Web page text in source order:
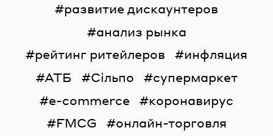
развитие дискаунтеров
анализ рынка
рейтинг ритейлеров
инфляция
АТБ
Сільпо
супермаркет
e-commerce
коронавирус
FMCG
онлайн-торговля